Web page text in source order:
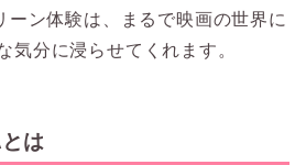
ーン体験は、まるで映画の世界に
気分に浸らせてくれます。
は